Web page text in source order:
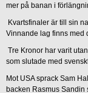
mer på banan i
Kvartsfinaler är till sin
Vinnande lag finns med
Tre Kronor har varit
som slutade med
Mot USA sprack Sam
backen Rasmus